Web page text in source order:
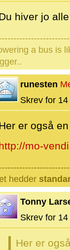
hiver jo
a bus is
runesten
Skrev for
er også
mo-
hedder
Tonny
Skrev for
Her er